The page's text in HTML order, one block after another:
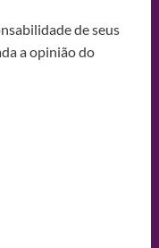
de seus
a opinião do